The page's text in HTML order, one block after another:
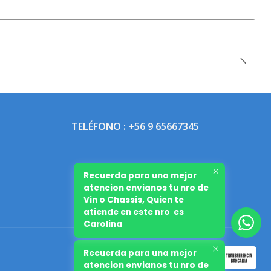
TELÉFONO : +56 9 65667345
Recuerda para una mejor
atencion envianos tu nro de
Recuerda para una mejor
atencion envianos tu nro de
Vin o Chassis, Quien te
atiende en este nro es
Carolina